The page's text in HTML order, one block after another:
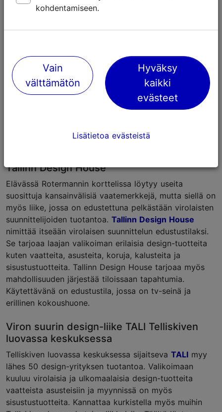
Tallinn Design House
Elävässä Rotermannin korttelissa löytyy useita
suosittuja kansainvälisiä vaatemerkkejä, mutta siellä on
myös liike, jossa on edustettuna pelkästään virolaisten
suunnittelijoiden tuotantoa. Tallinn Design House
nimittää itseään virolaisen suunnittelun edustustilaksi.
Se tarjoaa laajan valikoiman erilaisia design-tuotteita
kuten vaatteita, asusteita, koruja, kalusteita ja
sisustustuotteita. Tallinn Design House tarjoaa myös
mahdollisuuden järjestää tiloissaan tapahtumia.
Käytettävänä on edustustila, jossa on tv-seinä ja
erillinen kokoushuone.
Viron suurin design-liike TALI Telliskiven
luovassa keskuksessa
Telliskiven luovassa keskuksessa sijaitseva TALI myy
lähes 50 design-yrityksen tuotantoa. Valikoimaan
kuuluu virolaisia ja ulkomaalaisia design-tuotteita
vaatteista asusteisiin ja myynnissä on myös
sisustustuotteita. Kannattaa kurkistella myös muihin
kohdentamiseen.
Vain
välttämätön
Hyväksy
kaikki
evästeet
Lisätietoa evästeistä